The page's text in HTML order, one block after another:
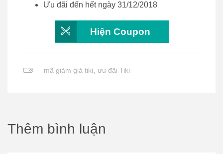
Ưu đãi đến hết ngày 31/12/2018
Hiện Coupon
mã giảm giá tiki, ưu đãi Tiki
Thêm bình luận